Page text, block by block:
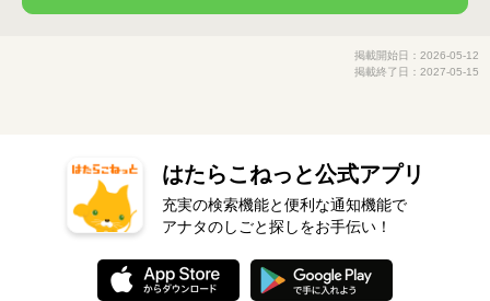
掲載開始日：2026-05-12
掲載終了日：2027-05-15
はたらこねっと公式アプリ
充実の検索機能と便利な通知機能で
アナタのしごと探しをお手伝い！